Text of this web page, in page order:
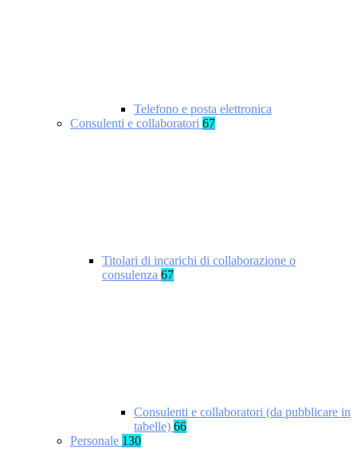
Telefono e posta elettronica
Consulenti e collaboratori 67
Titolari di incarichi di collaborazione o
consulenza 67
Consulenti e collaboratori (da pubblicare in
tabelle) 66
Personale 130